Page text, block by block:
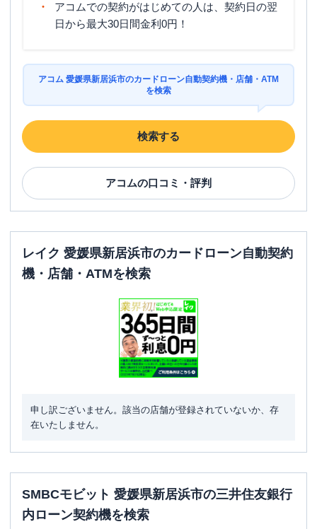
アコムでの契約がはじめての人は、契約日の翌
日から最大30日間金利0円！
アコム 愛媛県新居浜市のカードローン自動契約機・店舗・ATM
を検索
検索する
アコムの口コミ・評判
レイク 愛媛県新居浜市のカードローン自動契約
機・店舗・ATMを検索
申し訳ございません。該当の店舗が登録されていないか、存
在いたしません。
SMBCモビット 愛媛県新居浜市の三井住友銀行
内ローン契約機を検索